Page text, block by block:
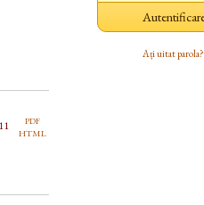
pdf
html
Ați uitat parola?